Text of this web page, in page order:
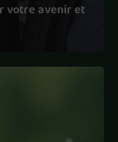
votre avenir et